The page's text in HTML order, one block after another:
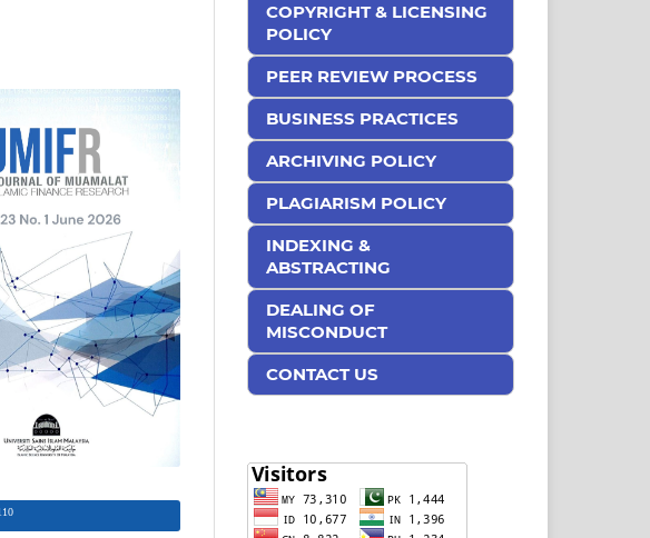
COPYRIGHT & LICENSING
POLICY
PEER REVIEW PROCESS
BUSINESS PRACTICES
ARCHIVING POLICY
PLAGIARISM POLICY
INDEXING &
ABSTRACTING
DEALING OF
MISCONDUCT
CONTACT US